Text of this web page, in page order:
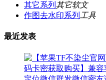
其它系列 其它软文
作图去水印系列 工具
最近发表